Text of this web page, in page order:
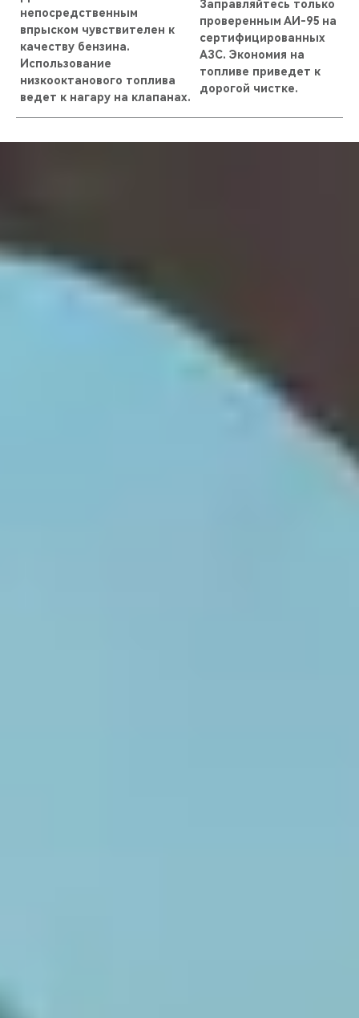
непосредственным
впрыском чувствителен к
качеству бензина.
Использование
низкооктанового топлива
ведет к нагару на клапанах.
Заправляйтесь только
проверенным АИ-95 на
сертифицированных
АЗС. Экономия на
топливе приведет к
дорогой чистке.